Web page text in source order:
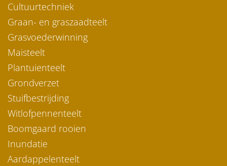
Cultuurtechniek
Graan- en graszaadteelt
Grasvoederwinning
Maisteelt
Plantuienteelt
Grondverzet
Stuifbestrijding
Witlofpennenteelt
Boomgaard rooien
Inundatie
Aardappelenteelt